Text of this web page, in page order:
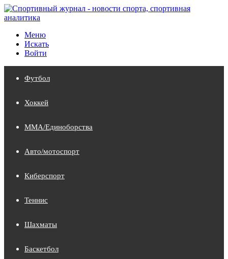
Меню
Искать
Войти
Футбол
Хоккей
MMA/Единоборства
Авто/мотоспорт
Киберспорт
Теннис
Шахматы
Баскетбол